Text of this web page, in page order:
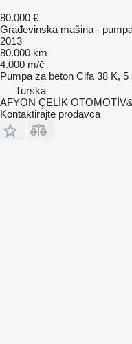
80.000 €
Građevinska mašina -
2013
80.000 km
4.000 m/č
Pumpa za beton Cifa 38 K, 5
Turska
AFYON ÇELİK
Kontaktirajte prodavca